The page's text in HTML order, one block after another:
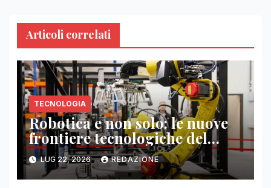
Articoli correlati
TECNOLOGIA
Robotica e non solo: le nuove
frontiere tecnologiche del
lavoro
LUG 22, 2026 REDAZIONE